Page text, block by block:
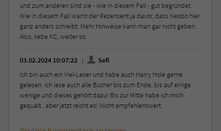
und zum anderen sind sie - wie in diesem Fall - gut begründet.
Wie in diesem Fall warnt der Rezensent ja davor, dass Nesbo hier
ganz anders schreibt. Mehr Hinweise kann man gar nicht geben.
Also, liebe KC, weiter so.
03.02.2024 10:07:22
Sefi
Ich bin auch ein Viel-Leser und habe auch Harry Hole gerne
gelesen. Ich lese auch alle Bücher bis zum Ende, bis auf einige
wenige und dieses gehört dazu! Bis zur Mitte habe ich mich
gequält , aber jetzt reicht es! Nicht empfehlenswert.